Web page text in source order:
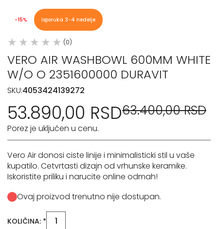
-15% Isporuka 3-4 nedelje
(0)
VERO AIR WASHBOWL 600MM WHITE
W/O O 2351600000 DURAVIT
SKU:4053424139272
53.890,00 RSD63.400,00 RSD
Porez je uključen u cenu.
Vero Air donosi ciste linije i minimalisticki stil u vaše
kupatilo. Cetvrtasti dizajn od vrhunske keramike.
Iskoristite priliku i narucite online odmah!
Ovaj proizvod trenutno nije dostupan.
KOLIČINA: *